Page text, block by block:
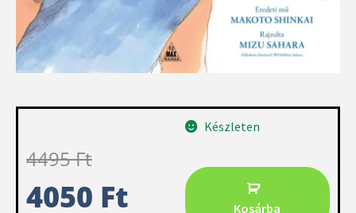
4495Ft
4050 Ft
Készleten
Kosárba